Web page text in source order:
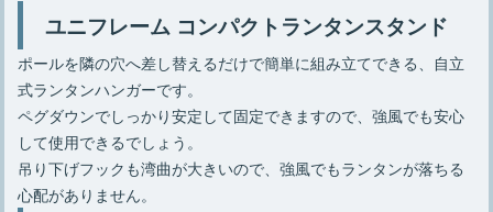
ユニフレーム コンパクトランタンスタンド
ポールを隣の穴へ差し替えるだけで簡単に組み立てできる、自立
式ランタンハンガーです。
ペグダウンでしっかり安定して固定できますので、強風でも安心
して使用できるでしょう。
吊り下げフックも湾曲が大きいので、強風でもランタンが落ちる
心配がありません。